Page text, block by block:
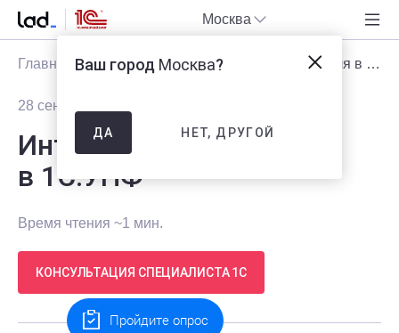
Москва
Главная Блог Новости Интернет-торговля в 1С:УНФ
28 сентября 2021
Интернет-торговля
в 1С:УНФ
Время чтения ~1 мин.
КОНСУЛЬТАЦИЯ СПЕЦИАЛИСТА 1С
Ваш город Москва?
ДА НЕТ, ДРУГОЙ
Пройдите опрос